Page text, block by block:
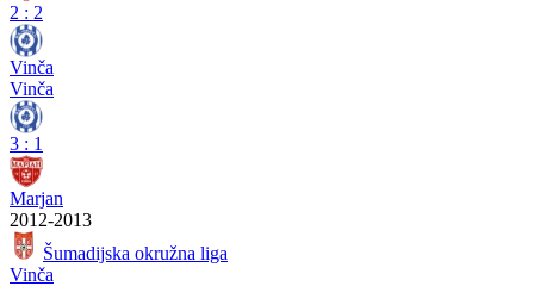
2 : 2
Vinča
Vinča
3 : 1
Marjan
2012-2013
Šumadijska okružna liga
Vinča